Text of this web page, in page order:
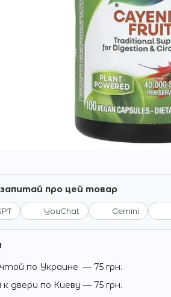
про цей товар
YouChat Gemini
по Украине — 75 грн.
к двери по Киеву — 75 грн.